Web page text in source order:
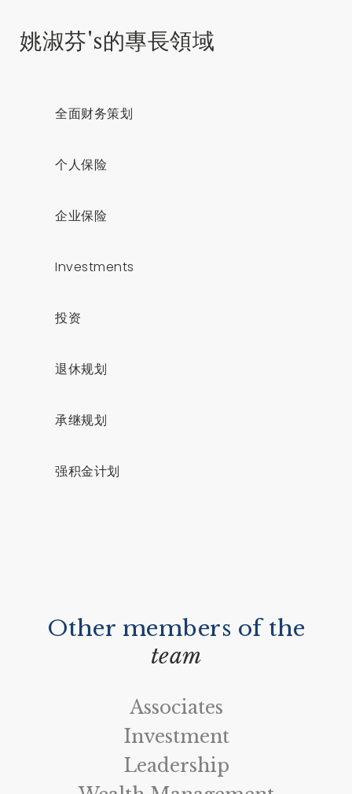
姚淑芬's的專長領域
全面财务策划
个人保险
企业保险
Investments
投资
退休规划
承继规划
强积金计划
Other members of the
team
Associates
Investment
Leadership